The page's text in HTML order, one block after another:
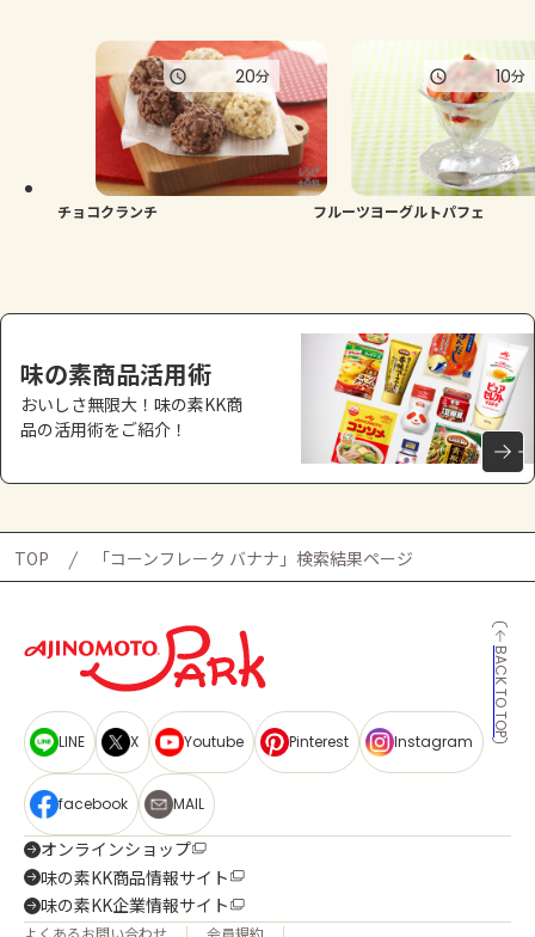
チョコクランチ
20分
フルーツヨーグルトパフェ
10分
味の素商品活用術
おいしさ無限大！味の素KK商
品の活用術をご紹介！
TOP 「コーンフレーク バナナ」検索結果ページ
BACK TO TOP
LINE X Youtube Pinterest Instagram
facebook MAIL
オンラインショップ
味の素KK商品情報サイト
味の素KK企業情報サイト
よくあるお問い合わせ 会員規約